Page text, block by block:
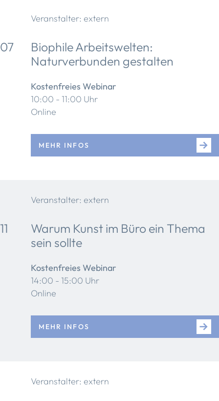
Veranstalter: extern
07
Biophile Arbeitswelten:
Naturverbunden gestalten
Kostenfreies Webinar
10:00 - 11:00 Uhr
Online
MEHR INFOS
Veranstalter: extern
11
Warum Kunst im Büro ein Thema
sein sollte
Kostenfreies Webinar
14:00 - 15:00 Uhr
Online
MEHR INFOS
Veranstalter: extern